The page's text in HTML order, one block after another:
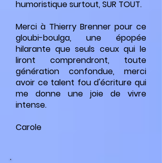
humoristique surtout, SUR TOUT.
Merci à Thierry Brenner pour ce
gloubi-boulga, une épopée
hilarante que seuls ceux qui le
liront comprendront, toute
génération confondue, merci
avoir ce talent fou d'écriture qui
me donne une joie de vivre
intense.
Carole